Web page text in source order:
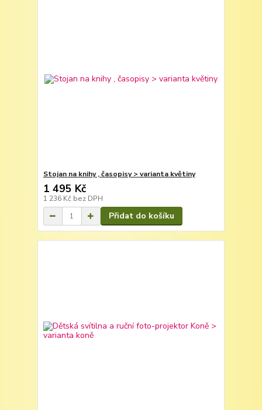
Stojan na knihy , časopisy > varianta květiny
1 495 Kč
1 236 Kč bez DPH
Přidat do košíku